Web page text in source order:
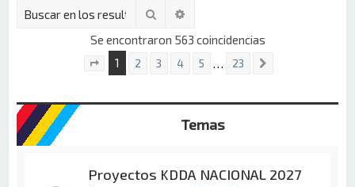
Buscar
Se encontraron 563 coincidencias
Página1 de23
1 2 3 4 5 23
Temas
Proyectos KDDA NACIONAL 2027